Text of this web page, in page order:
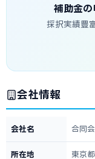
補助金の
採択実績豊
会社情報
会社名 合同
所在地 東京